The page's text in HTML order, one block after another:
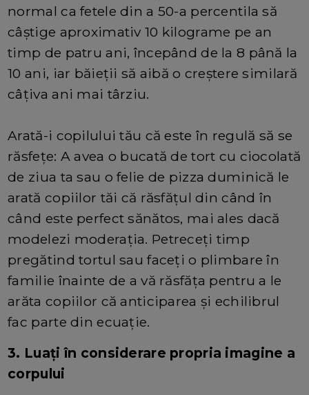
normal ca fetele din a 50-a percentila să
câștige aproximativ 10 kilograme pe an
timp de patru ani, începând de la 8 până la
10 ani, iar băieții să aibă o creștere similară
câțiva ani mai târziu.
Arată-i copilului tău că este în regulă să se
răsfețe: A avea o bucată de tort cu ciocolată
de ziua ta sau o felie de pizza duminică le
arată copiilor tăi că răsfățul din când în
când este perfect sănătos, mai ales dacă
modelezi moderația. Petreceți timp
pregătind tortul sau faceți o plimbare în
familie înainte de a vă răsfăța pentru a le
arăta copiilor că anticiparea și echilibrul
fac parte din ecuație.
3. Luați în considerare propria imagine a
corpului